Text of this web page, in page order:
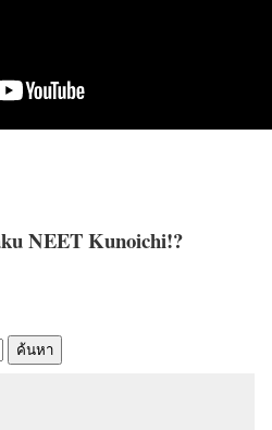
NEET Kunoichi!?